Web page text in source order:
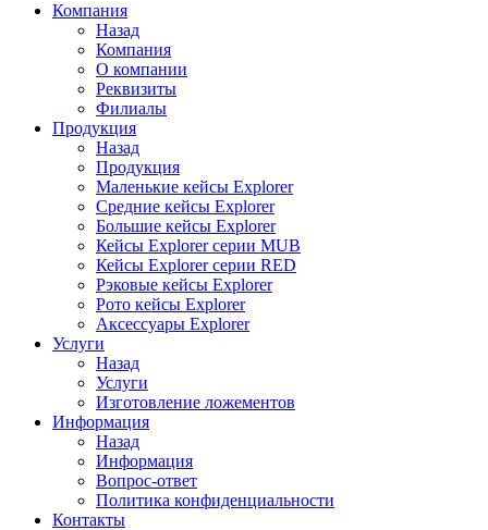
Компания
Назад
Компания
О компании
Реквизиты
Филиалы
Продукция
Назад
Продукция
Маленькие кейсы Explorer
Средние кейсы Explorer
Большие кейсы Explorer
Кейсы Explorer серии MUB
Кейсы Explorer серии RED
Рэковые кейсы Explorer
Рото кейсы Explorer
Аксессуары Explorer
Услуги
Назад
Услуги
Изготовление ложементов
Информация
Назад
Информация
Вопрос-ответ
Политика конфиденциальности
Контакты